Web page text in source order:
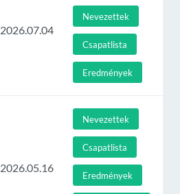
2026.07.04
Nevezettek
Csapatlista
Eredmények
2026.05.16
Nevezettek
Csapatlista
Eredmények